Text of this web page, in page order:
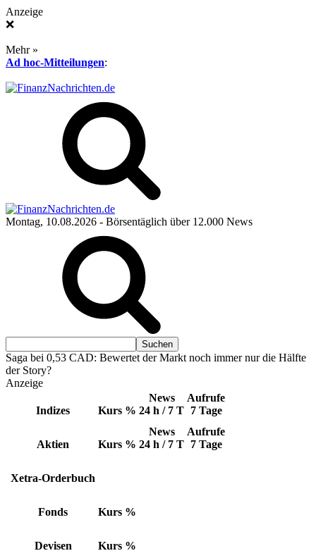
Anzeige
❌
Mehr »
Ad hoc-Mitteilungen:
Montag, 10.08.2026 - Börsentäglich über 12.000 News
Saga bei 0,53 CAD: Bewertet der Markt noch immer nur die Hälfte
der Story?
Anzeige
Indizes Kurs %
News
24 h / 7 T
Aufrufe
7 Tage
Aktien Kurs %
News
24 h / 7 T
Aufrufe
7 Tage
Xetra-Orderbuch
Fonds Kurs %
Devisen Kurs %